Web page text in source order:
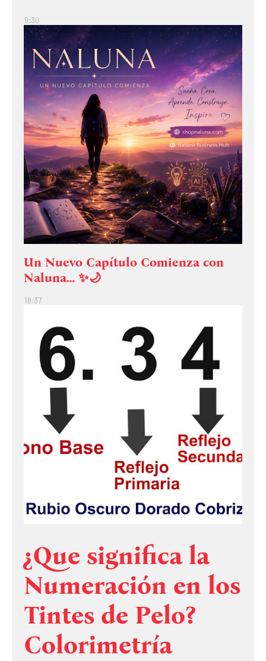
9:30
Un Nuevo Capítulo Comienza con
Naluna… ✨🌙
18:37
¿Que significa la
Numeración en los
Tintes de Pelo?
Colorimetría